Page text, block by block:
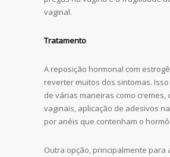
vaginal.
Tratamento
A reposição hormonal com
reverter muitos dos sintomas.
de várias maneiras como cremes,
vaginais, aplicação de adesivos
por anéis que contenham o
Outra opção, principalmente para